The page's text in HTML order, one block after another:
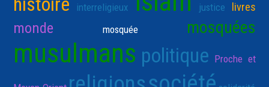
interreligieux justice livres
monde mosquée mosquées
musulmans politique Proche et